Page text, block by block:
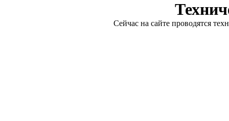
Сейчас на сайте проводятся